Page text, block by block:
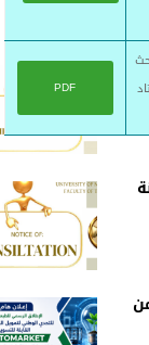
إعلان عن المنح المؤقت للاستشارة 35 , 36, 37
و 38 سنة
PDF